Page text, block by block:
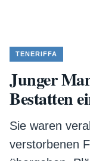
TENERIFFA
Junger
Bestatten
Sie waren
verstorbenen